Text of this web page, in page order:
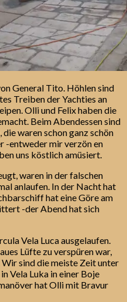
General Tito. Höhlen sind
Treiben der Yachties an
Olli und Felix haben die
Beim Abendessen sind
waren schon ganz schön
-entweder mir verzön en
uns köstlich amüsiert.
waren in der falschen
anlaufen. In der Nacht hat
hat eine Göre am
-der Abend hat sich
Vela Luca ausgelaufen.
Lüfte zu verspüren war,
Wir sind die meiste Zeit unter
Vela Luka in einer Boje
hat Olli mit Bravur